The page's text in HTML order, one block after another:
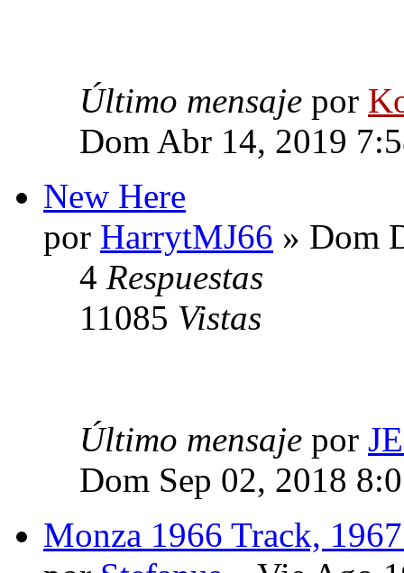
Último mensaje por
Dom Abr 14, 2019
New Here
por HarrytMJ66 » Dom
4 Respuestas
11085 Vistas
Último mensaje por
Dom Sep 02, 2018
Monza 1966 Track,